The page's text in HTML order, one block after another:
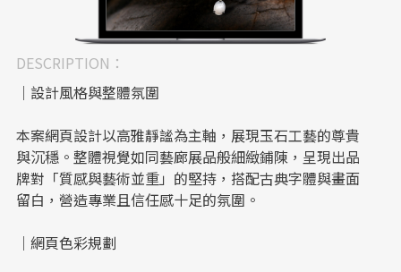
DESCRIPTION：
｜設計風格與整體氛圍
本案網頁設計以高雅靜謐為主軸，展現玉石工藝的尊貴
與沉穩。整體視覺如同藝廊展品般細緻鋪陳，呈現出品
牌對「質感與藝術並重」的堅持，搭配古典字體與畫面
留白，營造專業且信任感十足的氛圍。
｜網頁色彩規劃